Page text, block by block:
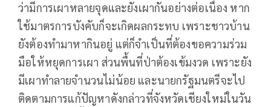
ว่ามีการเผาหลายจุดและยังเผากันอย่างต่อเนื่อง หาก
ใช้มาตรการบังคับก็จะเกิดผลกระทบ เพราะชาวบ้าน
ยังต้องทำมาหากินอยู่ แต่ก็จำเป็นที่ต้องขอความร่วม
มือให้หยุดการเผา ส่วนพื้นที่ป่าต้องเข้มงวด เพราะยัง
มีเผาทำลายจำนวนไม่น้อย และนายกรัฐมนตรีจะไป
ติดตามการแก้ปัญหาดังกล่าวที่จังหวัดเชียงใหม่ในวัน